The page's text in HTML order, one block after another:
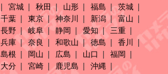
宮城 秋田 山形 福島
茨城
千葉 東京 神奈川 新潟
富山
長野 岐阜 静岡 愛知
三重
兵庫 奈良 和歌山 徳島
香川
島根 岡山 広島 山口
福岡
大分 宮崎 鹿児島 沖縄